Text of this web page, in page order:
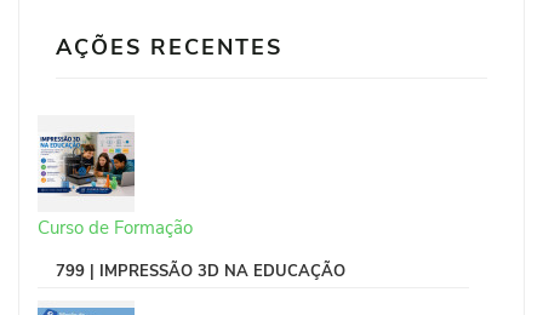
AÇÕES RECENTES
Curso de Formação
799 | IMPRESSÃO 3D NA EDUCAÇÃO